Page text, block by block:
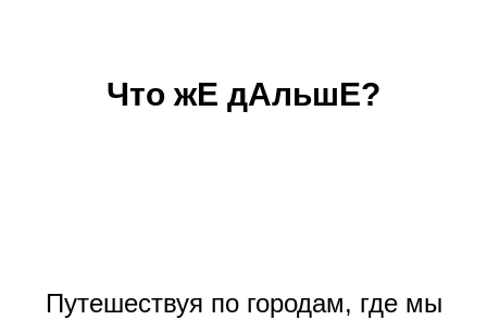
Что жЕ дАльшЕ?
Путешествуя по городам, где мы